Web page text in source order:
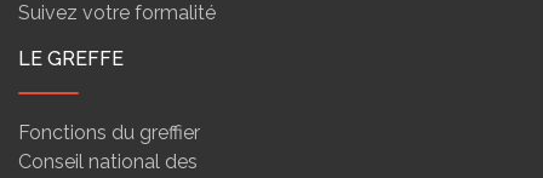
Suivez votre formalité
LE GREFFE
Fonctions du greffier
Conseil national des